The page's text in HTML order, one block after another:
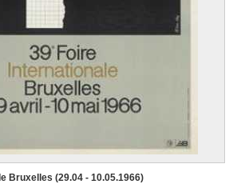
Bruxelles (29.04 - 10.05.1966)